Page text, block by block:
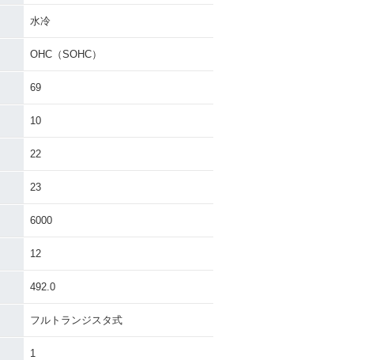
水冷
OHC（SOHC）
69
10
22
23
6000
12
492.0
フルトランジスタ式
1